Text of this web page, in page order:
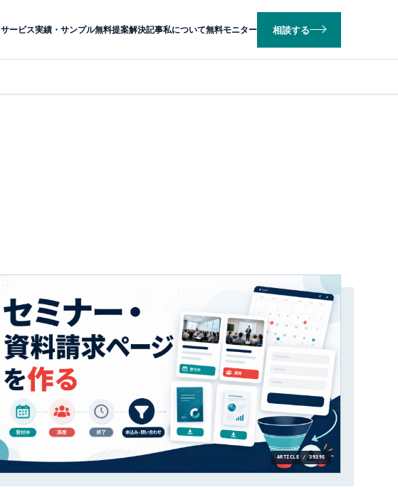
サービス実績・サンプル無料提案解決記事私について無料モニター 相談する
ARTICLE / 39395